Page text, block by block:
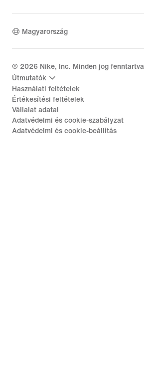
Magyarország
© 2026 Nike, Inc. Minden jog fenntartva
Útmutatók
Használati feltételek
Értékesítési feltételek
Vállalat adatai
Adatvédelmi és cookie-szabályzat
Adatvédelmi és cookie-beállítás